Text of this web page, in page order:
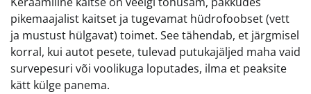
pikemaajalist kaitset ja tugevamat hüdrofoobset (vett
ja mustust hülgavat) toimet. See tähendab, et järgmisel
korral, kui autot pesete, tulevad putukajäljed maha vaid
survepesuri või voolikuga loputades, ilma et peaksite
kätt külge panema.